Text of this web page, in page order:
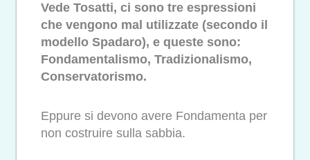
Vede Tosatti, ci sono tre espressioni
che vengono mal utilizzate (secondo il
modello Spadaro), e queste sono:
Fondamentalismo, Tradizionalismo,
Conservatorismo.
Eppure si devono avere Fondamenta per
non costruire sulla sabbia.